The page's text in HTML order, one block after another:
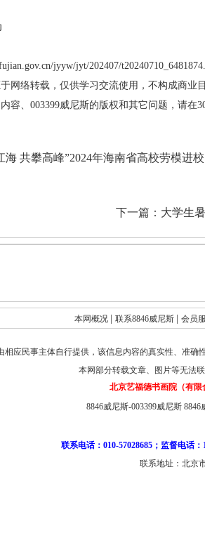
jyyw/jyt/202407/
网络转载，仅供学习交流使用，不构成商业
容、003399威尼斯的版权和其它问题，请在
海 共攀高峰”2024年海南省高校劳模进
下一篇： 大学生
本网概况 | 联系8846威尼斯 | 会员
相应民事主体自行提供，该信息内容的真实性、准确
本网部分转载文章、图片等无法
北京艺福德书画院（有
8846威尼斯-003399威尼斯 8846
联系电话：010-57028685；监督电话
联系地址：北京